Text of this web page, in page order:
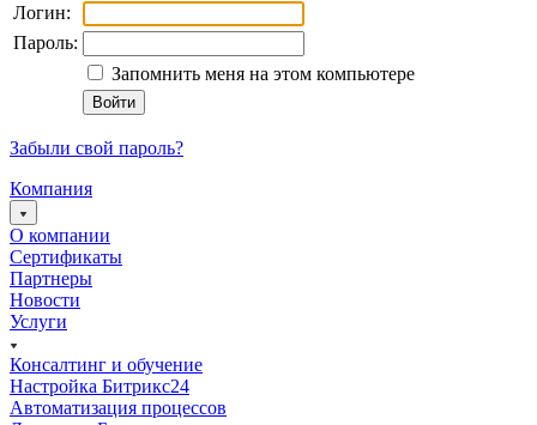
Логин:
Пароль:
Запомнить меня на этом компьютере
Забыли свой пароль?
Компания
О компании
Сертификаты
Партнеры
Новости
Услуги
Консалтинг и обучение
Настройка Битрикс24
Автоматизация процессов